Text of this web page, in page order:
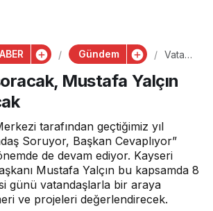
Gündem
Vatan
soraca
k,
cevapl
ayaca
k
Mustafa Yalçın
tarafından geçtiğimiz yıl
Soruyor, Başkan Cevaplıyor”
de devam ediyor. Kayseri
Mustafa Yalçın bu kapsamda 8
günü vatandaşlarla bir araya
ve projeleri değerlendirecek.